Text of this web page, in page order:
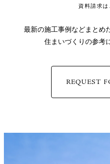
資料請求
最新の施工事例などまとめ
住まいづくりの参考
REQUEST